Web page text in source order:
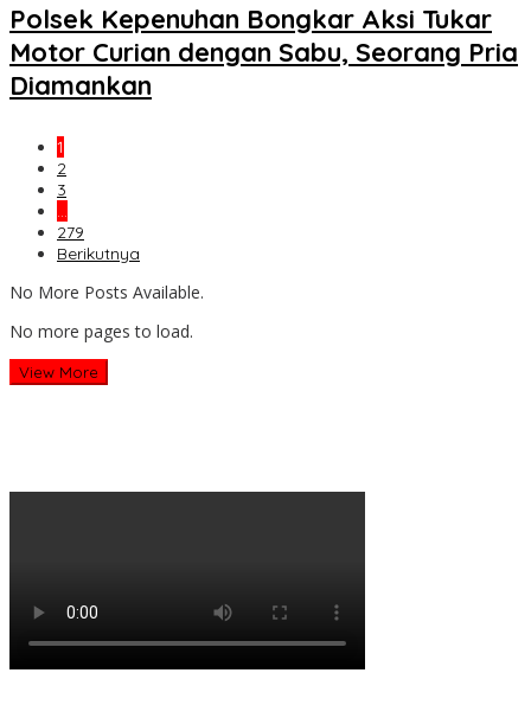
Polsek Kepenuhan Bongkar Aksi Tukar
Motor Curian dengan Sabu, Seorang Pria
Diamankan
1
2
3
…
279
Berikutnya
No More Posts Available.
No more pages to load.
View More